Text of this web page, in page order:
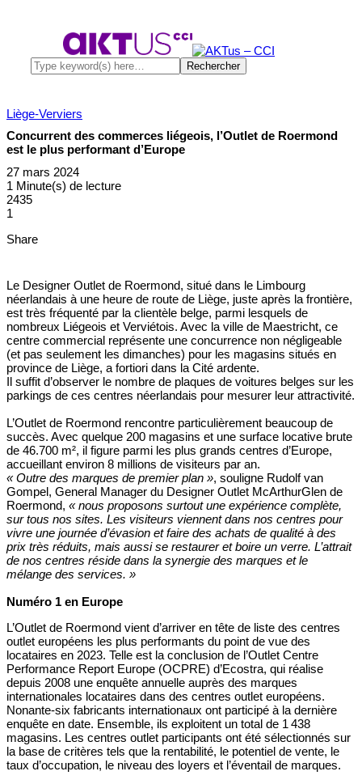
Liège-Verviers
Concurrent des commerces liégeois, l’Outlet de Roermond
est le plus performant d’Europe
27 mars 2024
1 Minute(s) de lecture
2435
1
Share
Le Designer Outlet de Roermond, situé dans le Limbourg
néerlandais à une heure de route de Liège, juste après la frontière,
est très fréquenté par la clientèle belge, parmi lesquels de
nombreux Liégeois et Verviétois. Avec la ville de Maestricht, ce
centre commercial représente une concurrence non négligeable
(et pas seulement les dimanches) pour les magasins situés en
province de Liège, a fortiori dans la Cité ardente.
Il suffit d’observer le nombre de plaques de voitures belges sur les
parkings de ces centres néerlandais pour mesurer leur attractivité.
L’Outlet de Roermond rencontre particulièrement beaucoup de
succès. Avec quelque 200 magasins et une surface locative brute
de 46.700 m², il figure parmi les plus grands centres d’Europe,
accueillant environ 8 millions de visiteurs par an.
« Outre des marques de premier plan », souligne Rudolf van
Gompel, General Manager du Designer Outlet McArthurGlen de
Roermond, « nous proposons surtout une expérience complète,
sur tous nos sites. Les visiteurs viennent dans nos centres pour
vivre une journée d’évasion et faire des achats de qualité à des
prix très réduits, mais aussi se restaurer et boire un verre. L’attrait
de nos centres réside dans la synergie des marques et le
mélange des services. »
Numéro 1 en Europe
L’Outlet de Roermond vient d’arriver en tête de liste des centres
outlet européens les plus performants du point de vue des
locataires en 2023. Telle est la conclusion de l’Outlet Centre
Performance Report Europe (OCPRE) d’Ecostra, qui réalise
depuis 2008 une enquête annuelle auprès des marques
internationales locataires dans des centres outlet européens.
Nonante-six fabricants internationaux ont participé à la dernière
enquête en date. Ensemble, ils exploitent un total de 1 438
magasins. Les centres outlet participants ont été sélectionnés sur
la base de critères tels que la rentabilité, le potentiel de vente, le
taux d’occupation, le niveau des loyers et l’éventail de marques.